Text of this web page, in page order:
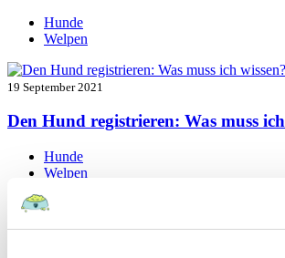
Hunde
Welpen
19 September 2021
Den Hund registrieren: Was muss
Hunde
Welpen